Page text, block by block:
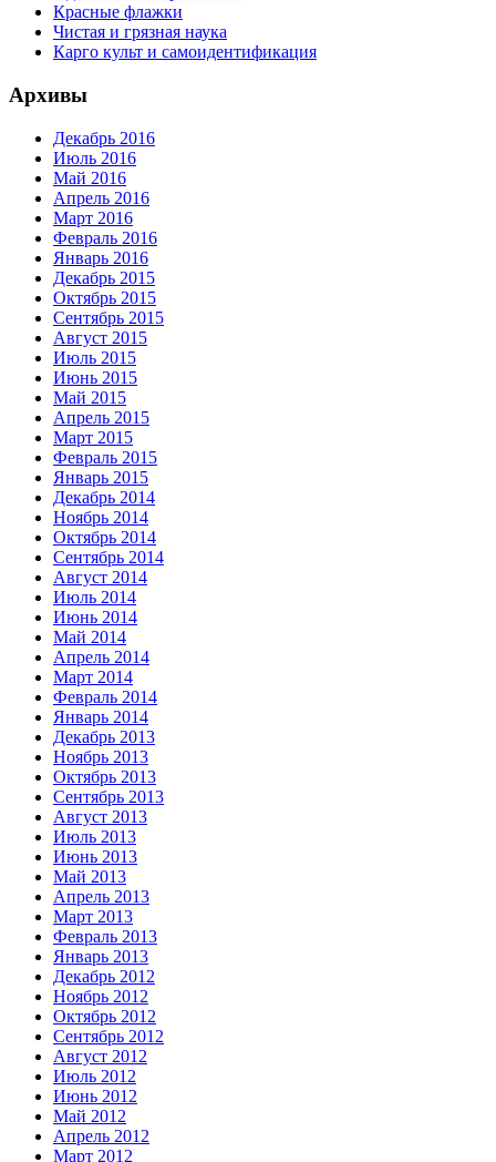
Красные флажки
Чистая и грязная наука
Карго культ и самоидентификация
Архивы
Декабрь 2016
Июль 2016
Май 2016
Апрель 2016
Март 2016
Февраль 2016
Январь 2016
Декабрь 2015
Октябрь 2015
Сентябрь 2015
Август 2015
Июль 2015
Июнь 2015
Май 2015
Апрель 2015
Март 2015
Февраль 2015
Январь 2015
Декабрь 2014
Ноябрь 2014
Октябрь 2014
Сентябрь 2014
Август 2014
Июль 2014
Июнь 2014
Май 2014
Апрель 2014
Март 2014
Февраль 2014
Январь 2014
Декабрь 2013
Ноябрь 2013
Октябрь 2013
Сентябрь 2013
Август 2013
Июль 2013
Июнь 2013
Май 2013
Апрель 2013
Март 2013
Февраль 2013
Январь 2013
Декабрь 2012
Ноябрь 2012
Октябрь 2012
Сентябрь 2012
Август 2012
Июль 2012
Июнь 2012
Май 2012
Апрель 2012
Март 2012